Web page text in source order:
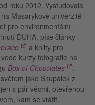
roku 2012. Vystudovala
Masarykově univerzitě
pro environmentální
DUHA, píše články
a knihy pro
kurzy fotografie na
Box of Chocolates
.
jako Šňupálek z
s pár věcmi, otevřenou
kam se vrátit.